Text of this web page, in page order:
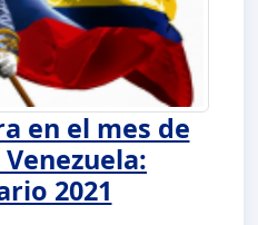
en el mes de
2021